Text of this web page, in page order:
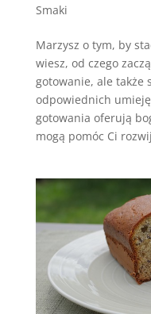
Smaki
Marzysz o tym, by
wiesz, od czego
gotowanie, ale także
odpowiednich
gotowania oferują
mogą pomóc Ci